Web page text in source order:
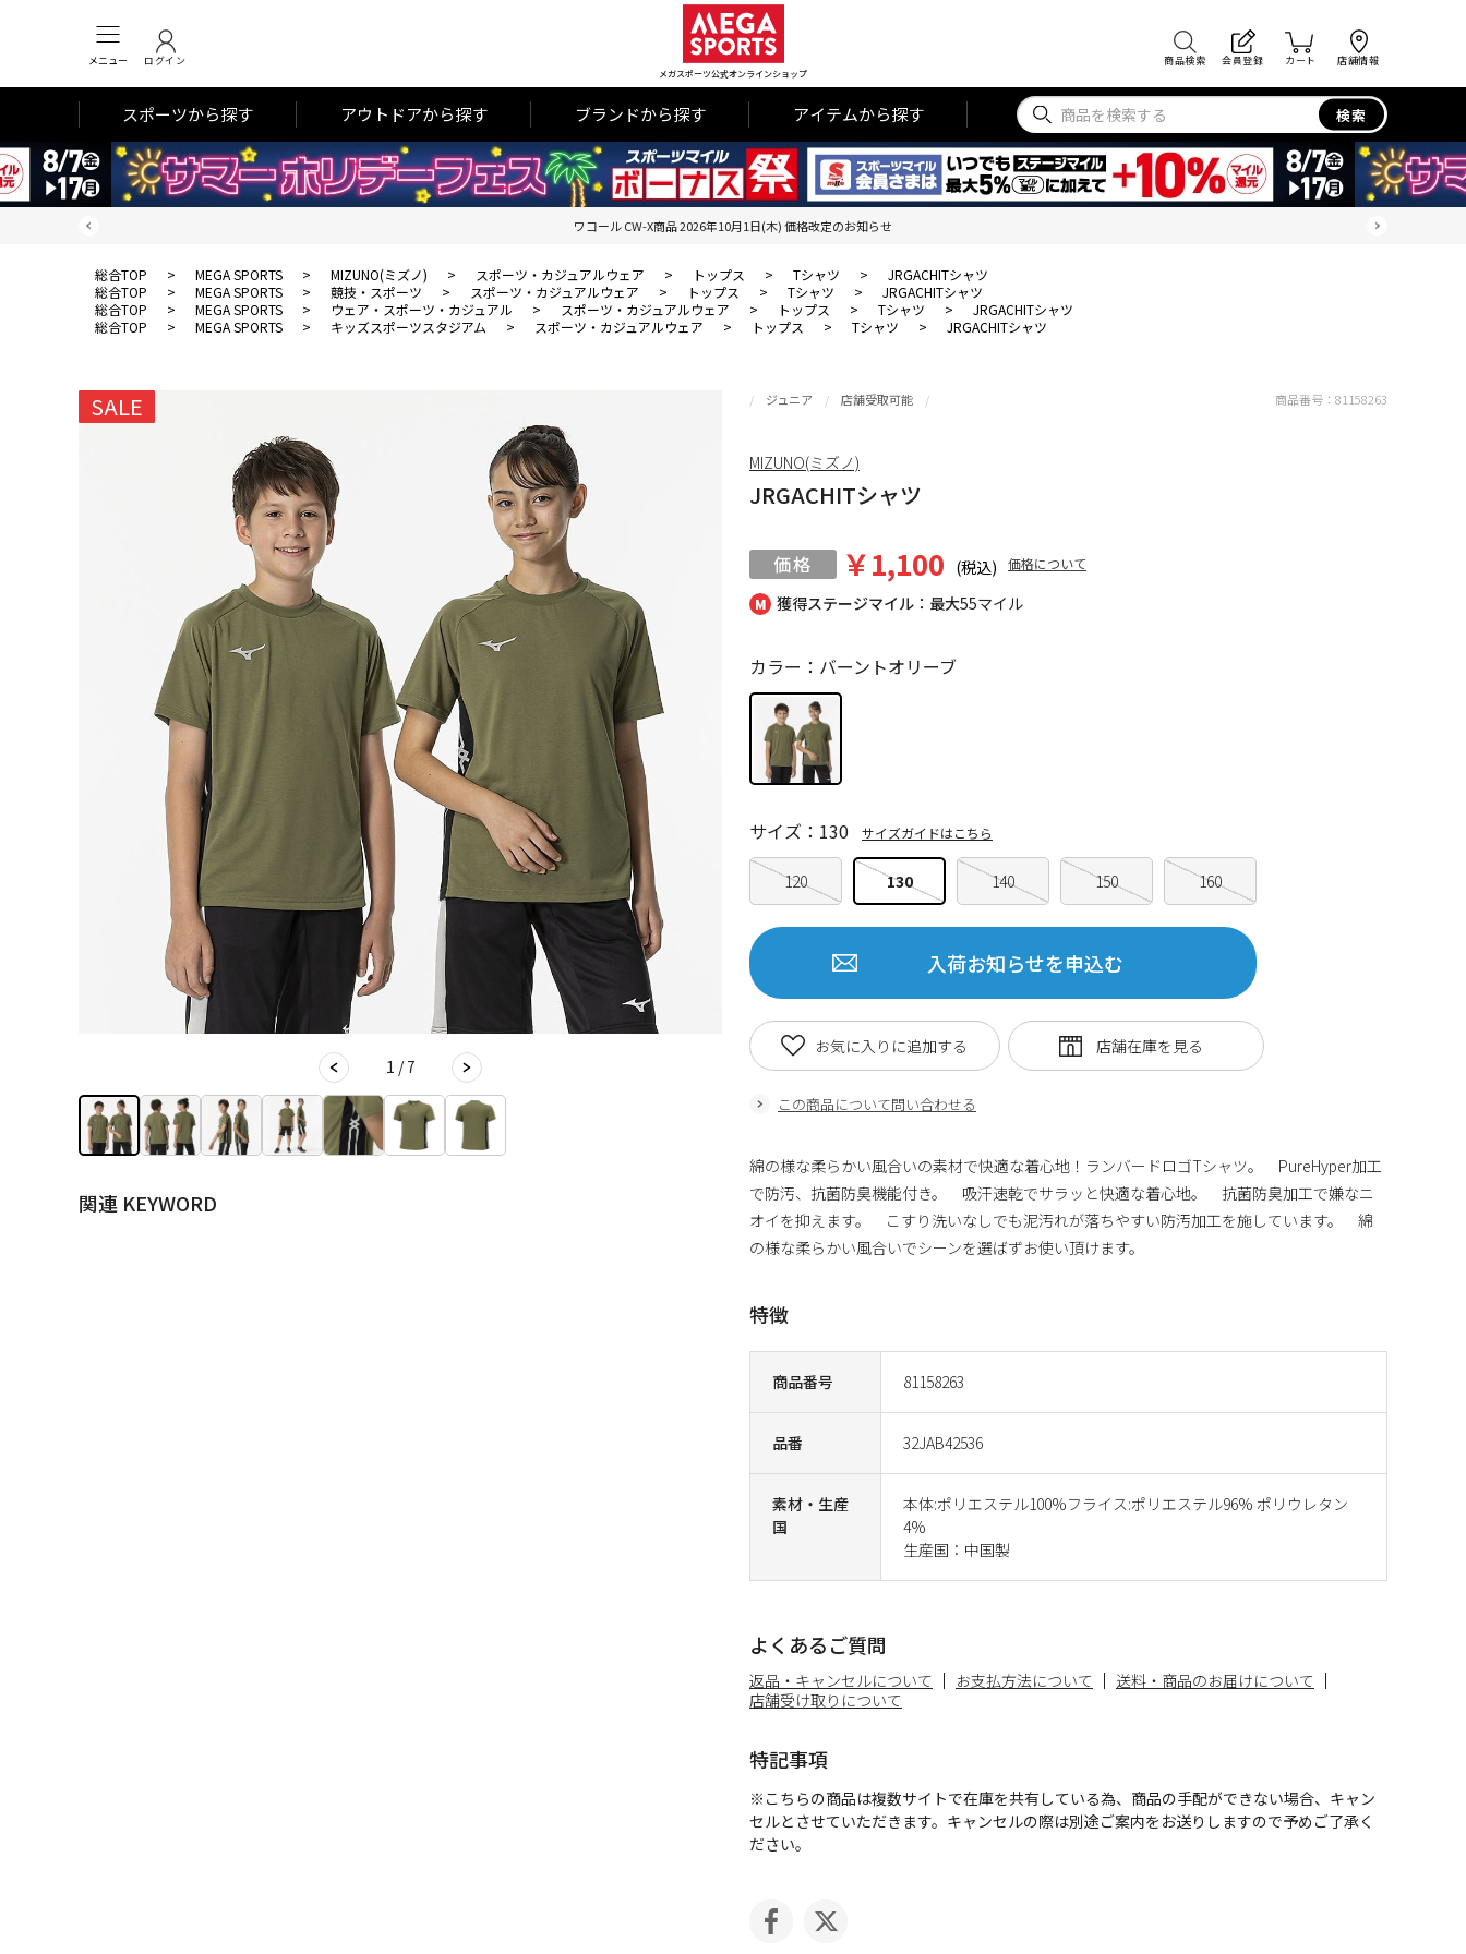
メニュー ログイン
メガスポーツ公式オンラインショップ
商品検索 会員登録 カート 店舗情報
スポーツから探す アウトドアから探す ブランドから探す アイテムから探す 検索
ワコール CW-X商品 2026年10月1日(木) 価格改定のお知らせ
総合TOP > MEGA SPORTS > MIZUNO(ミズノ) > スポーツ・カジュアルウェア > トップス > Tシャツ >
JRGACHITシャツ
総合TOP
> MEGA SPORTS > 競技・スポーツ > スポーツ・カジュアルウェア > トップス > Tシャツ >
JRGACHITシャツ
総合TOP
> MEGA SPORTS > ウェア・スポーツ・カジュアル > スポーツ・カジュアルウェア > トップス > Tシャツ >
JRGACHITシャツ
総合TOP
> MEGA SPORTS > キッズスポーツスタジアム > スポーツ・カジュアルウェア > トップス > Tシャツ > JRGACHITシャツ
SALE
1 / 7
関連 KEYWORD
獲得ステージマイル：最大55マイル
ジュニア 店舗受取可能
JRGACHITシャツ
￥1,100 (税込) 価格について
商品番号 81158263
品番 32JAB42536
素材・生産
国
本体:ポリエステル100%フライス:ポリエステル96% ポリウレタン
4%
生産国：中国製
カラー：バーントオリーブ
120 130 140 150 160
サイズ：130 サイズガイドはこちら
入荷お知らせを申込む
この商品について問い合わせる
お気に入りに追加する
商品番号： 81158263
MIZUNO(ミズノ)
綿の様な柔らかい風合いの素材で快適な着心地！ランバードロゴTシャツ。 PureHyper加工
で防汚、抗菌防臭機能付き。 吸汗速乾でサラッと快適な着心地。 抗菌防臭加工で嫌なニ
オイを抑えます。 こすり洗いなしでも泥汚れが落ちやすい防汚加工を施しています。 綿
の様な柔らかい風合いでシーンを選ばずお使い頂けます。
特徴
よくあるご質問
返品・キャンセルについて お支払方法について
送料・商品のお届けについて
店舗受け取りについて
特記事項
※こちらの商品は複数サイトで在庫を共有している為、商品の手配ができない場合、キャン
セルとさせていただきます。キャンセルの際は別途ご案内をお送りしますので予めご了承く
ださい。